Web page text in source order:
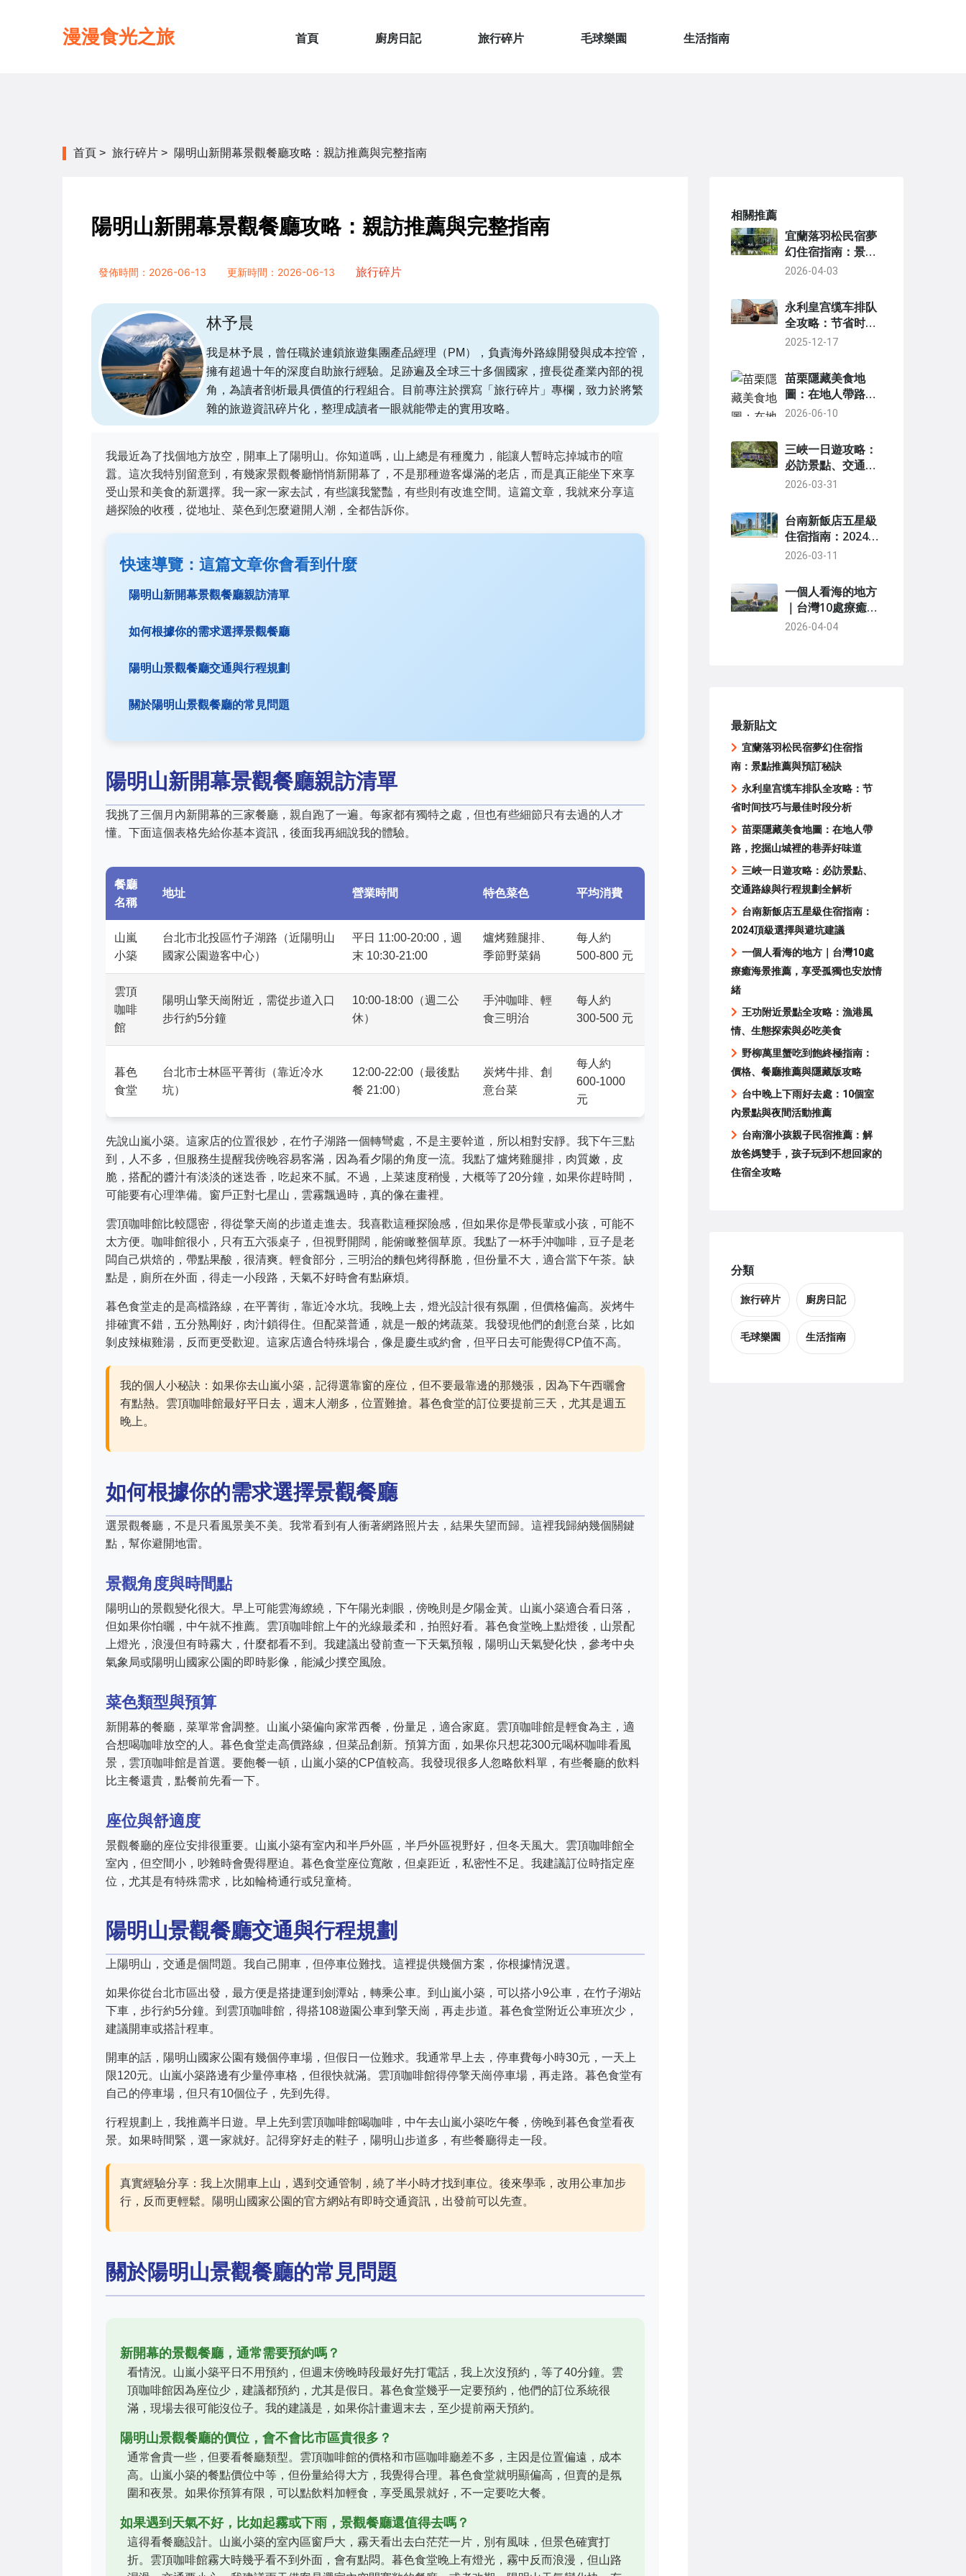
漫漫食光之旅 首頁 廚房日記 旅行碎片 毛球樂園 生活指南
首頁 > 旅行碎片 > 陽明山新開幕景觀餐廳攻略：親訪推薦與完整指南
陽明山新開幕景觀餐廳攻略：親訪推薦與完整指南
發佈時間：2026-06-13 更新時間：2026-06-13 旅行碎片
林予晨
我是林予晨，曾任職於連鎖旅遊集團產品經理（PM），負責海外路線開發與成本控管，
擁有超過十年的深度自助旅行經驗。足跡遍及全球三十多個國家，擅長從產業內部的視
角，為讀者剖析最具價值的行程組合。目前專注於撰寫「旅行碎片」專欄，致力於將繁
雜的旅遊資訊碎片化，整理成讀者一眼就能帶走的實用攻略。
我最近為了找個地方放空，開車上了陽明山。你知道嗎，山上總是有種魔力，能讓人暫時忘掉城市的喧
囂。這次我特別留意到，有幾家景觀餐廳悄悄新開幕了，不是那種遊客爆滿的老店，而是真正能坐下來享
受山景和美食的新選擇。我一家一家去試，有些讓我驚豔，有些則有改進空間。這篇文章，我就來分享這
趟探險的收穫，從地址、菜色到怎麼避開人潮，全都告訴你。
快速導覽：這篇文章你會看到什麼
陽明山新開幕景觀餐廳親訪清單
如何根據你的需求選擇景觀餐廳
陽明山景觀餐廳交通與行程規劃
關於陽明山景觀餐廳的常見問題
陽明山新開幕景觀餐廳親訪清單
我挑了三個月內新開幕的三家餐廳，親自跑了一遍。每家都有獨特之處，但也有些細節只有去過的人才
懂。下面這個表格先給你基本資訊，後面我再細說我的體驗。
餐廳
名稱
地址 營業時間 特色菜色 平均消費
山嵐
小築
台北市北投區竹子湖路（近陽明山
國家公園遊客中心）
平日 11:00-20:00，週
末 10:30-21:00
爐烤雞腿排、
季節野菜鍋
每人約
500-800 元
雲頂
咖啡
館
陽明山擎天崗附近，需從步道入口
步行約5分鐘
10:00-18:00（週二公
休）
手沖咖啡、輕
食三明治
每人約
300-500 元
暮色
食堂
台北市士林區平菁街（靠近冷水
坑）
12:00-22:00（最後點
餐 21:00）
炭烤牛排、創
意台菜
每人約
600-1000
元
先說山嵐小築。這家店的位置很妙，在竹子湖路一個轉彎處，不是主要幹道，所以相對安靜。我下午三點
到，人不多，但服務生提醒我傍晚容易客滿，因為看夕陽的角度一流。我點了爐烤雞腿排，肉質嫩，皮
脆，搭配的醬汁有淡淡的迷迭香，吃起來不膩。不過，上菜速度稍慢，大概等了20分鐘，如果你趕時間，
可能要有心理準備。窗戶正對七星山，雲霧飄過時，真的像在畫裡。
雲頂咖啡館比較隱密，得從擎天崗的步道走進去。我喜歡這種探險感，但如果你是帶長輩或小孩，可能不
太方便。咖啡館很小，只有五六張桌子，但視野開闊，能俯瞰整個草原。我點了一杯手沖咖啡，豆子是老
闆自己烘焙的，帶點果酸，很清爽。輕食部分，三明治的麵包烤得酥脆，但份量不大，適合當下午茶。缺
點是，廁所在外面，得走一小段路，天氣不好時會有點麻煩。
暮色食堂走的是高檔路線，在平菁街，靠近冷水坑。我晚上去，燈光設計很有氛圍，但價格偏高。炭烤牛
排確實不錯，五分熟剛好，肉汁鎖得住。但配菜普通，就是一般的烤蔬菜。我發現他們的創意台菜，比如
剝皮辣椒雞湯，反而更受歡迎。這家店適合特殊場合，像是慶生或約會，但平日去可能覺得CP值不高。
我的個人小秘訣：如果你去山嵐小築，記得選靠窗的座位，但不要最靠邊的那幾張，因為下午西曬會
有點熱。雲頂咖啡館最好平日去，週末人潮多，位置難搶。暮色食堂的訂位要提前三天，尤其是週五
晚上。
如何根據你的需求選擇景觀餐廳
選景觀餐廳，不是只看風景美不美。我常看到有人衝著網路照片去，結果失望而歸。這裡我歸納幾個關鍵
點，幫你避開地雷。
景觀角度與時間點
陽明山的景觀變化很大。早上可能雲海繚繞，下午陽光刺眼，傍晚則是夕陽金黃。山嵐小築適合看日落，
但如果你怕曬，中午就不推薦。雲頂咖啡館上午的光線最柔和，拍照好看。暮色食堂晚上點燈後，山景配
上燈光，浪漫但有時霧大，什麼都看不到。我建議出發前查一下天氣預報，陽明山天氣變化快，參考中央
氣象局或陽明山國家公園的即時影像，能減少撲空風險。
菜色類型與預算
新開幕的餐廳，菜單常會調整。山嵐小築偏向家常西餐，份量足，適合家庭。雲頂咖啡館是輕食為主，適
合想喝咖啡放空的人。暮色食堂走高價路線，但菜品創新。預算方面，如果你只想花300元喝杯咖啡看風
景，雲頂咖啡館是首選。要飽餐一頓，山嵐小築的CP值較高。我發現很多人忽略飲料單，有些餐廳的飲料
比主餐還貴，點餐前先看一下。
座位與舒適度
景觀餐廳的座位安排很重要。山嵐小築有室內和半戶外區，半戶外區視野好，但冬天風大。雲頂咖啡館全
室內，但空間小，吵雜時會覺得壓迫。暮色食堂座位寬敞，但桌距近，私密性不足。我建議訂位時指定座
位，尤其是有特殊需求，比如輪椅通行或兒童椅。
陽明山景觀餐廳交通與行程規劃
上陽明山，交通是個問題。我自己開車，但停車位難找。這裡提供幾個方案，你根據情況選。
如果你從台北市區出發，最方便是搭捷運到劍潭站，轉乘公車。到山嵐小築，可以搭小9公車，在竹子湖站
下車，步行約5分鐘。到雲頂咖啡館，得搭108遊園公車到擎天崗，再走步道。暮色食堂附近公車班次少，
建議開車或搭計程車。
開車的話，陽明山國家公園有幾個停車場，但假日一位難求。我通常早上去，停車費每小時30元，一天上
限120元。山嵐小築路邊有少量停車格，但很快就滿。雲頂咖啡館得停擎天崗停車場，再走路。暮色食堂有
自己的停車場，但只有10個位子，先到先得。
行程規劃上，我推薦半日遊。早上先到雲頂咖啡館喝咖啡，中午去山嵐小築吃午餐，傍晚到暮色食堂看夜
景。如果時間緊，選一家就好。記得穿好走的鞋子，陽明山步道多，有些餐廳得走一段。
真實經驗分享：我上次開車上山，遇到交通管制，繞了半小時才找到車位。後來學乖，改用公車加步
行，反而更輕鬆。陽明山國家公園的官方網站有即時交通資訊，出發前可以先查。
關於陽明山景觀餐廳的常見問題
新開幕的景觀餐廳，通常需要預約嗎？
看情況。山嵐小築平日不用預約，但週末傍晚時段最好先打電話，我上次沒預約，等了40分鐘。雲
頂咖啡館因為座位少，建議都預約，尤其是假日。暮色食堂幾乎一定要預約，他們的訂位系統很
滿，現場去很可能沒位子。我的建議是，如果你計畫週末去，至少提前兩天預約。
陽明山景觀餐廳的價位，會不會比市區貴很多？
通常會貴一些，但要看餐廳類型。雲頂咖啡館的價格和市區咖啡廳差不多，主因是位置偏遠，成本
高。山嵐小築的餐點價位中等，但份量給得大方，我覺得合理。暮色食堂就明顯偏高，但賣的是氛
圍和夜景。如果你預算有限，可以點飲料加輕食，享受風景就好，不一定要吃大餐。
如果遇到天氣不好，比如起霧或下雨，景觀餐廳還值得去嗎？
這得看餐廳設計。山嵐小築的室內區窗戶大，霧天看出去白茫茫一片，別有風味，但景色確實打
折。雲頂咖啡館霧大時幾乎看不到外面，會有點悶。暮色食堂晚上有燈光，霧中反而浪漫，但山路
相關推薦
宜蘭落羽松民宿夢
幻住宿指南：景點
推薦與預訂秘訣
2026-04-03
永利皇宫缆车排队
全攻略：节省时间
技巧与最佳时段分
2025-12-17
苗栗隱藏美食地
圖：在地人帶路，
挖掘山城裡的巷弄
2026-06-10
三峽一日遊攻略：
必訪景點、交通路
線與行程規劃全解
2026-03-31
台南新飯店五星級
住宿指南：2024頂
級選擇與避坑建議
2026-03-11
一個人看海的地方
｜台灣10處療癒海
景推薦，享受孤獨
2026-04-04
最新貼文
宜蘭落羽松民宿夢幻住宿指
南：景點推薦與預訂秘訣
永利皇宫缆车排队全攻略：节
省时间技巧与最佳时段分析
苗栗隱藏美食地圖：在地人帶
路，挖掘山城裡的巷弄好味道
三峽一日遊攻略：必訪景點、
交通路線與行程規劃全解析
台南新飯店五星級住宿指南：
2024頂級選擇與避坑建議
一個人看海的地方｜台灣10處
療癒海景推薦，享受孤獨也安放情
緒
王功附近景點全攻略：漁港風
情、生態探索與必吃美食
野柳萬里蟹吃到飽終極指南：
價格、餐廳推薦與隱藏版攻略
台中晚上下雨好去處：10個室
內景點與夜間活動推薦
台南溜小孩親子民宿推薦：解
放爸媽雙手，孩子玩到不想回家的
住宿全攻略
分類
旅行碎片 廚房日記
毛球樂園 生活指南